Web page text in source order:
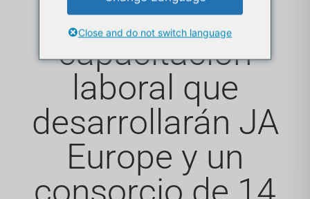
proyecto de
capacitación
laboral que
desarrollarán JA
Europe y un
Close and do not switch language